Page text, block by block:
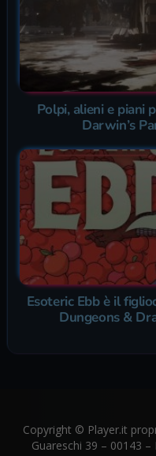
Polpi, alieni e piani
Darwin’s
Esoteric Ebb è il
Dungeons &
Copyright © Player.it
Guareschi 39 – 00143